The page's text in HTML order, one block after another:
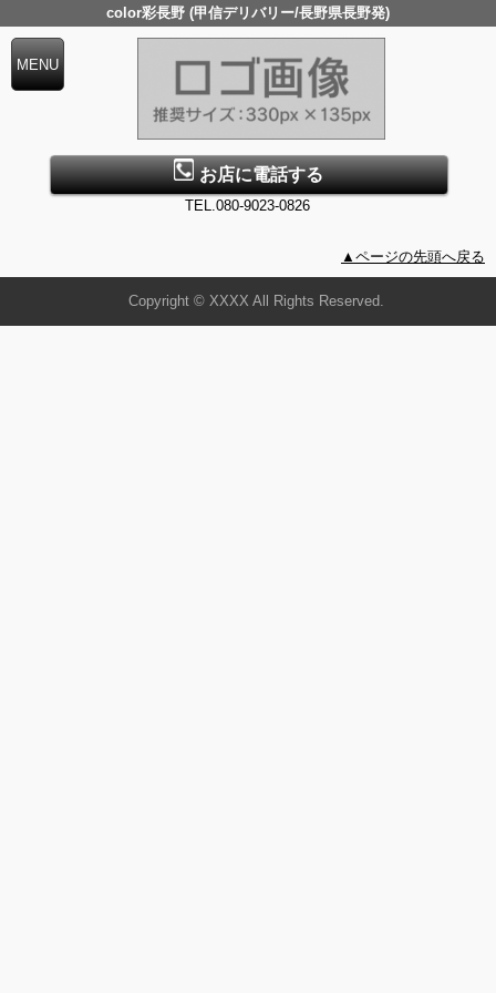
color彩長野 (甲信デリバリー/長野県長野発)
お店に電話する
TEL.080-9023-0826
▲ページの先頭へ戻る
Copyright © XXXX All Rights Reserved.